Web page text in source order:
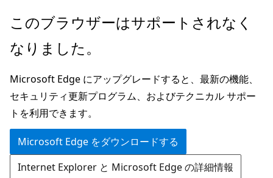
メ
ン
ン
テ
ン
ツ
に
ス
ペ
ジ
ナ
ビ
ゲ
ー
シ
ョ
このブラウザーはサポートされなく
なりました。
Microsoft Edge にアップグレードすると、最新の機能、
セキュリティ更新プログラム、およびテクニカル サポー
トを利用できます。
Microsoft Edge をダウンロードする
Internet Explorer と Microsoft Edge の詳細情報